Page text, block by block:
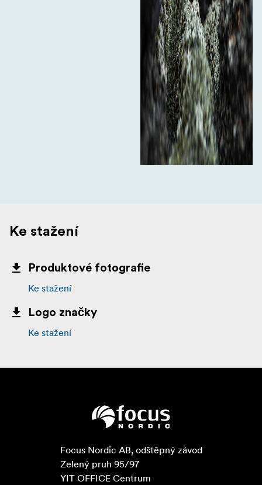
Ke stažení
Produktové fotografie
Ke stažení
Logo značky
Ke stažení
Focus Nordic AB, odštěpný závod
Zelený pruh 95/97
YIT OFFICE Centrum